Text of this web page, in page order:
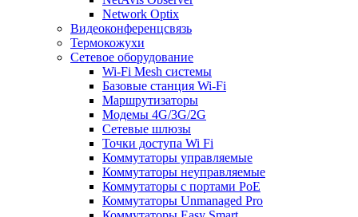
Network Optix
Видеоконференцсвязь
Термокожухи
Сетевое оборудование
Wi-Fi Mesh системы
Базовые станция Wi-Fi
Маршрутизаторы
Модемы 4G/3G/2G
Сетевые шлюзы
Точки доступа Wi Fi
Коммутаторы управляемые
Коммутаторы неуправляемые
Коммутаторы с портами PoE
Коммутаторы Unmanaged Pro